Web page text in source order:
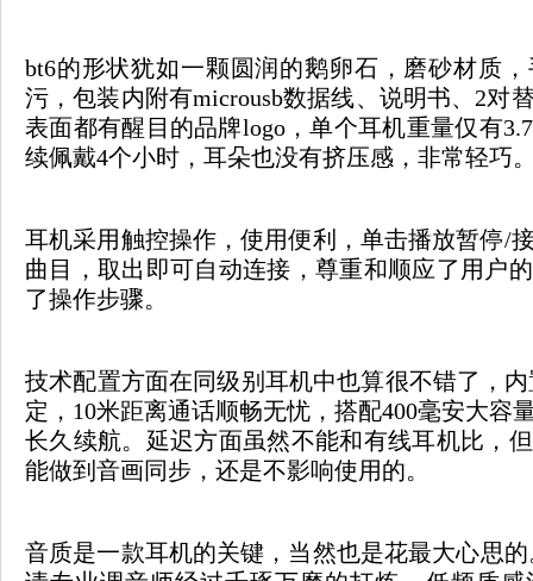
bt6的形状犹如一颗圆润的鹅卵石，磨砂材质
污，包装内附有microusb数据线、说明书、2对
表面都有醒目的品牌logo，单个耳机重量仅有
续佩戴4个小时，耳朵也没有挤压感，非常轻巧
耳机采用触控操作，使用便利，单击播放暂停/
曲目，取出即可自动连接，尊重和顺应了用户
了操作步骤。
技术配置方面在同级别耳机中也算很不错了，
定，10米距离通话顺畅无忧，搭配400毫安大容
长久续航。延迟方面虽然不能和有线耳机比，
能做到音画同步，还是不影响使用的。
音质是一款耳机的关键，当然也是花最大心思